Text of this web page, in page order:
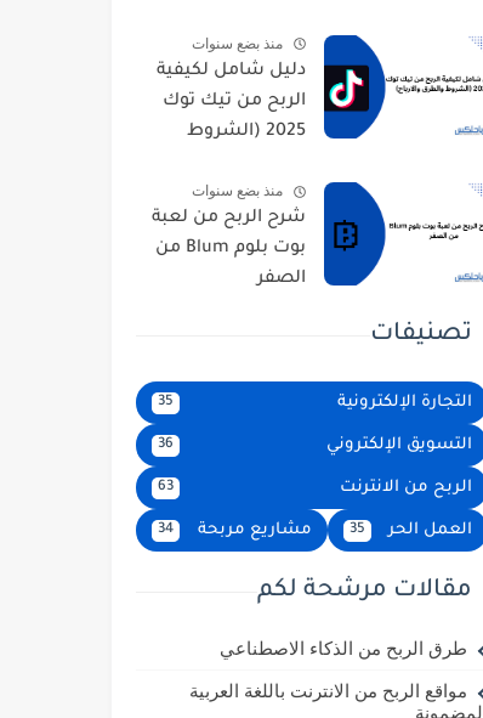
منذ بضع سنوات
دليل شامل لكيفية
الربح من تيك توك
2025 (الشروط
منذ بضع سنوات
شرح الربح من لعبة
بوت بلوم Blum من
الصفر
تصنيفات
التجارة الإلكترونية 35
التسويق الإلكتروني 36
الربح من الانترنت 63
العمل الحر 35 مشاريع مربحة 34
مقالات مرشحة لكم
طرق الربح من الذكاء الاصطناعي
مواقع الربح من الانترنت باللغة العربية
المضمونة